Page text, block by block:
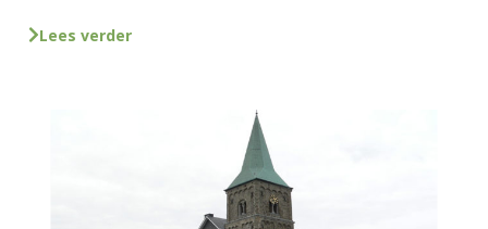
Lees verder